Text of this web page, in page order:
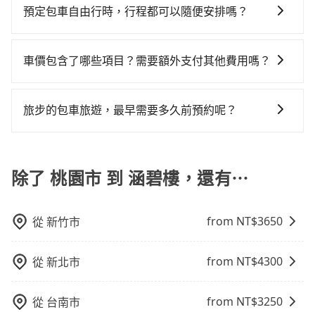
站、等待車站前排班的計程車，搭上小黃後約花70分
高鐵加轉乘之平均每人花費為1,990元。但如果全程使用
快2分鐘，但卻要額外支出約100元的交通費，所以對於
$115~205承租小轎車，每公里再額外加收$3.2，從桃園
路返回），雖已將eTag和可能的每小時40元路邊停車費
Yaris、Prius C、Vios這類乘坐體驗較差的車款，如果人
修理，每一次租車都好像在開樂透一樣。另外，偶爾也
還，又或者要還車時卻偏偏找不到停車位，對於急著用
車或者要載其他乘客的人來說就有不小的風險。最後，
域的限制，實際可停靠的地點與你的上下車地點仍有段
灣大車隊、Uber、Line Taxi、Yoxi等，如果在路邊攔不
車看看。依照里程跳錶計算，價格約為5,510~6,600元
市的5%、密度僅雙北的0.2%，其叫車的難度是雙北市的
預定包車自由行時，行程都可以隨便安排嗎？
沒有到達海拔1500公里以上的山區，行程都是可以依照
車價包含了哪些項目？需要額外支付其他費用嗎？
路費、油資、保險、小費，司機的餐費與住宿費不需要
旅步的包車旅遊，最早需要多久前預約呢？
以不妨趁早訂購，享受更划算的價格。
除了 桃園市 到 涵碧樓，還有⋯
從新竹市 from NT$3650
從新北市 from NT$4300
從 台南市 from NT$3250